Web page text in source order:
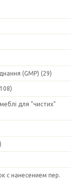
(GMP) (29)
для "чистих"
с нанесением пер.